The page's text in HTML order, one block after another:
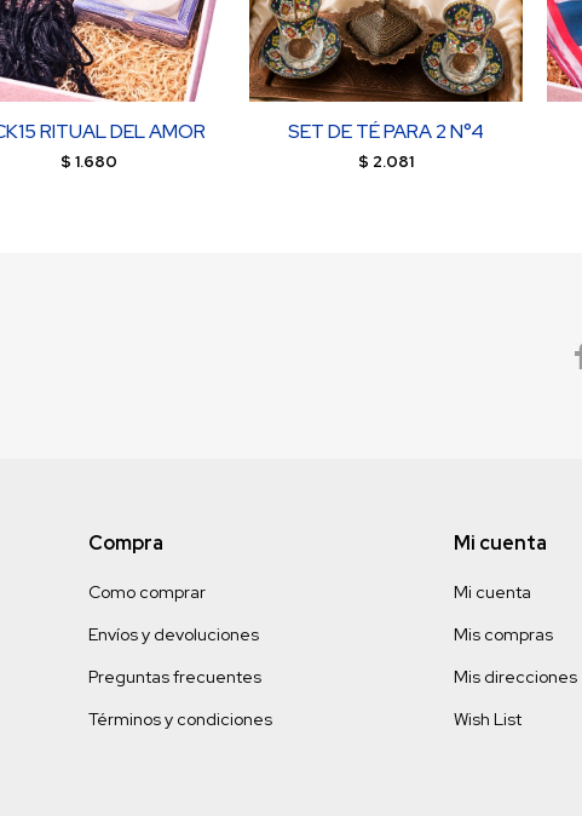
RITUAL DEL AMOR
$ 1.680
SET DE TÉ PARA 2 N°4
$ 2.081
Compra
Como comprar
Envíos y devoluciones
Preguntas frecuentes
Términos y condiciones
Mi cuenta
Mi cuenta
Mis compras
Mis direcciones
Wish List